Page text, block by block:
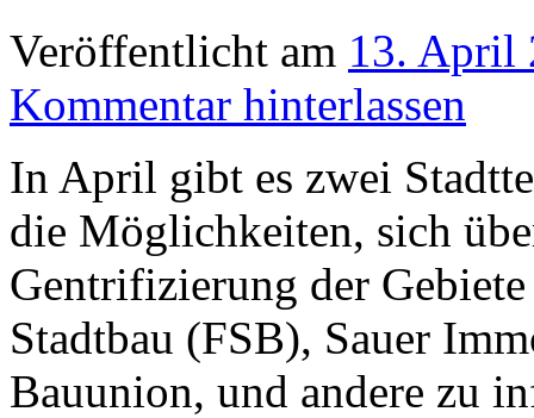
Veröffentlicht am 13. April
Kommentar hinterlassen
In April gibt es zwei
die Möglichkeiten, sich
Gentrifizierung der
Stadtbau (FSB), Sauer
Bauunion, und andere zu